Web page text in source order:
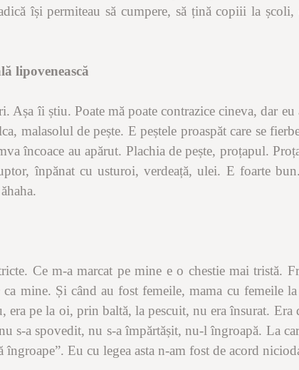
își permiteau să cumpere, să țină copiii la
lipovenească
Așa îi știu. Poate mă poate contrazice cineva, dar
malasolul de pește. E peștele proaspăt care se
încoace au apărut. Plachia de pește, proțapul.
înpănat cu usturoi, verdeață, ulei. E foarte
Ce m-a marcat pe mine e o chestie mai tristă.
mine. Și când au fost femeile, mama cu femeile
era pe la oi, prin baltă, la pescuit, nu era însurat.
s-a spovedit, nu s-a împărtășit, nu-l îngroapă. La
Eu cu legea asta n-am fost de acord